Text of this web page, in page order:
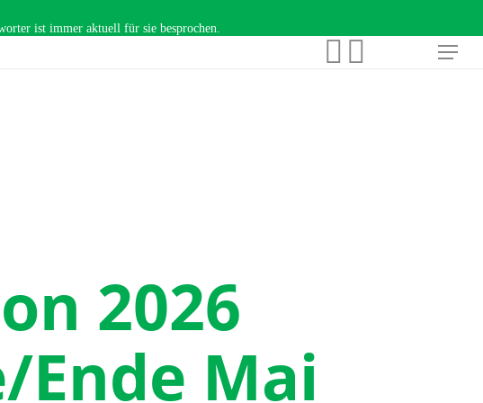
ist immer aktuell für sie besprochen.
Menu
facebookinstagram
2026
Mai